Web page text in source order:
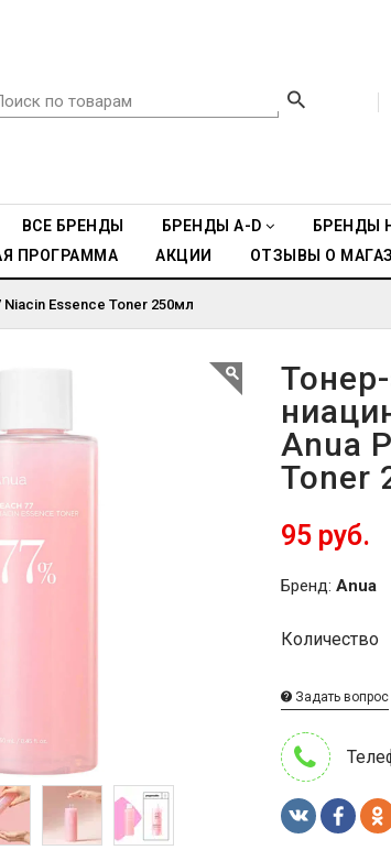
ВСЕ БРЕНДЫ БРЕНДЫ A-D БРЕНДЫ
ПРОГРАММА АКЦИИ ОТЗЫВЫ О
Essence Toner 250мл
Anua
Toner
95 руб.
Бренд: Anua
Количество
Задать вопрос